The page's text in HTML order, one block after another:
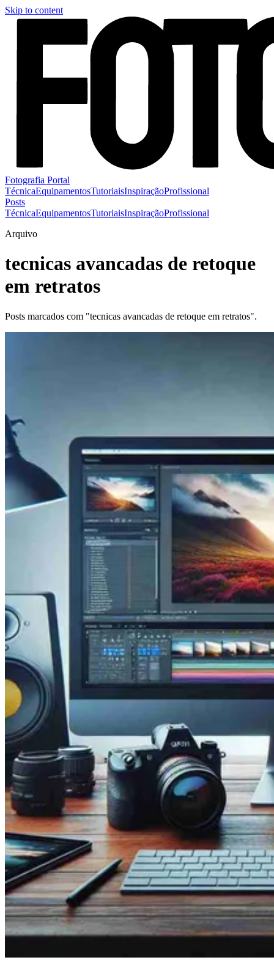
Skip to content
Fotografia Portal
TécnicaEquipamentosTutoriaisInspiraçãoProfissional
Posts
TécnicaEquipamentosTutoriaisInspiraçãoProfissional
Arquivo
tecnicas avancadas de retoque
em retratos
Posts marcados com "tecnicas avancadas de retoque em retratos".